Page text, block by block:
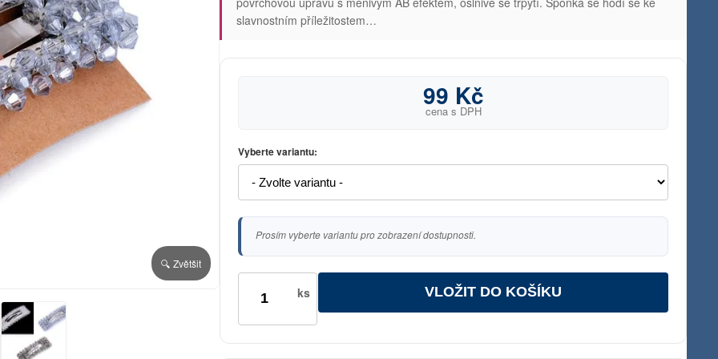
🔍 Zvětšit
slavnostním příležitostem…
99 Kč
cena s DPH
Vyberte variantu:
Prosím vyberte variantu pro zobrazení dostupnosti.
ks VLOŽIT DO KOŠÍKU